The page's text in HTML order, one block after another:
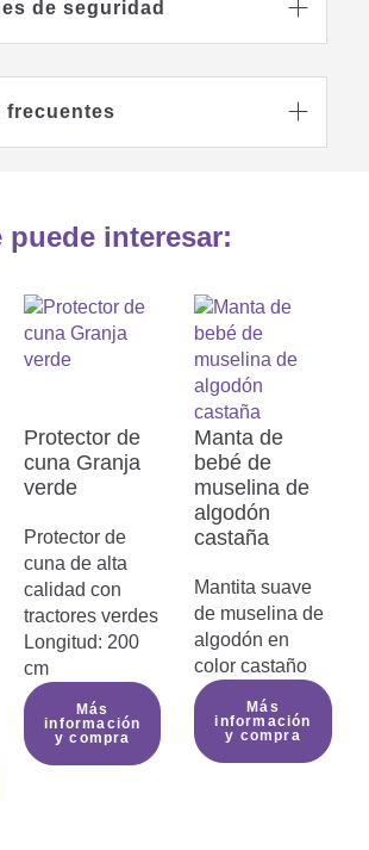
máquina con
programa suave
lejía
de seguridad 
frecuentes 
puede interesar:
Protector de
cuna Granja
verde
Protector de
cuna de alta
calidad con
tractores verdes
Longitud: 200
cm
Más
información
y compra
Manta de
bebé de
muselina de
algodón
castaña
Mantita suave
de muselina de
algodón en
color castaño
Más
información
y compra